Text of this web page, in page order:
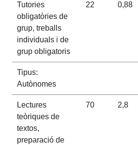
Tutories
obligatòries de
grup, treballs
individuals i de
grup obligatoris
22 0,88
Tipus:
Autònomes
Lectures
teòriques de
textos,
preparació de
70 2,8